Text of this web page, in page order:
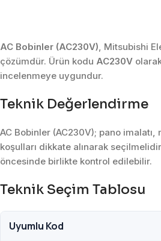
AC Bobinler (AC230V), Mitsubishi
çözümdür. Ürün kodu AC230V
incelenmeye uygundur.
Teknik Değerlendirme
AC Bobinler (AC230V); pano
koşulları dikkate alınarak
öncesinde birlikte kontrol edilebilir.
Teknik Seçim Tablosu
Uyumlu Kod